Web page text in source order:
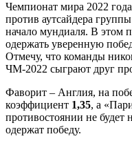
Чемпионат мира 2022
против аутсайдера
начало мундиаля. В этом
одержать уверенную
Отмечу, что команды
ЧМ-2022 сыграют друг
Фаворит – Англия, на
коэффициент 1,35, а
противостоянии не будет
одержат победу.